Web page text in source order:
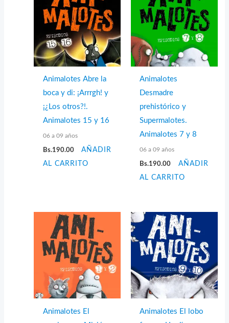
Animalotes Abre la
boca y di: ¡Arrrgh! y
¡¿Los otros?!.
Animalotes 15 y 16
06 a 09 años
Bs.190.00
AÑADIR
AL CARRITO
Animalotes
Desmadre
prehistórico y
Supermalotes.
Animalotes 7 y 8
06 a 09 años
Bs.190.00
AÑADIR
AL CARRITO
Animalotes El
Animalotes El lobo